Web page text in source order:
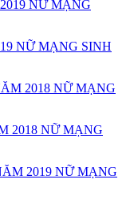
NỮ MẠNG SINH
2018 NỮ MẠNG